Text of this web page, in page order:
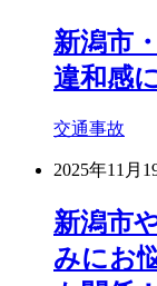
新潟市
違和感
交通事故
2025年11月
新潟市
みにお